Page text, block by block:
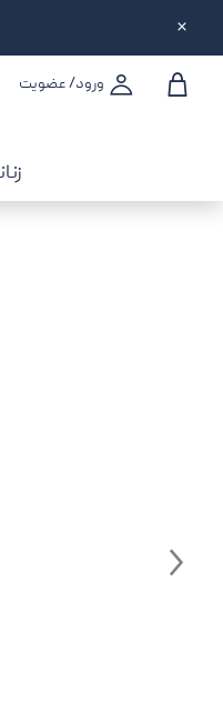
ورود/ عضویت